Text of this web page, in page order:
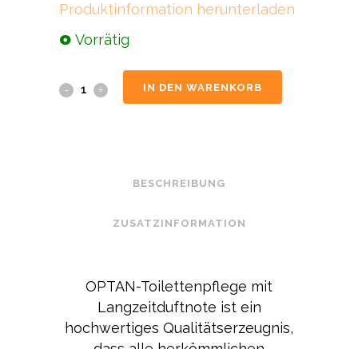
Produktinformation herunterladen
Vorrätig
IN DEN WARENKORB
BESCHREIBUNG
ZUSATZINFORMATION
OPTAN-Toilettenpflege mit
Langzeitduftnote ist ein
hochwertiges Qualitätserzeugnis,